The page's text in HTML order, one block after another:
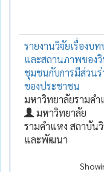
รายงานวิจัยเรื่องบ
และสถานภาพของ
ชุมชนกับการมีส่วนร่
ของประชาชน
มหาวิทยาลัยรามคำ
มหาวิทยาลัย
รามคำแหง สถาบัน
และพัฒนา